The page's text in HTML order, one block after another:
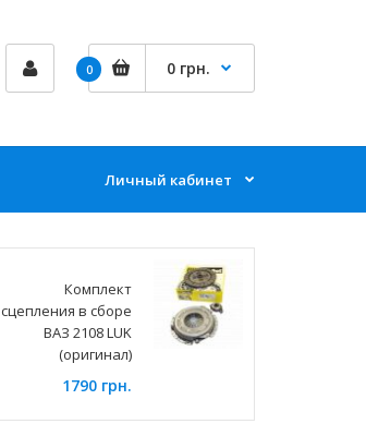
0 0 грн.
Личный кабинет
Комплект
сцепления в сборе
ВАЗ 2108 LUK
(оригинал)
1790 грн.